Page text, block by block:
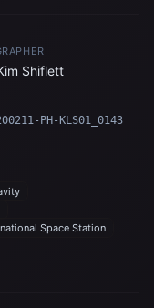
Shiflett
PH-KLS01_0143
Space Station